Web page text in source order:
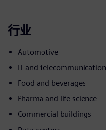
行业
Automotive
IT and telecommunication
Food and beverages
Pharma and life science
Commercial buildings